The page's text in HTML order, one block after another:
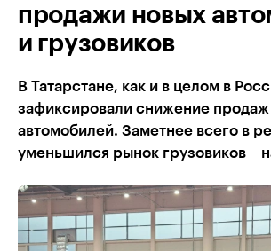
продажи новых
и грузовиков
В Татарстане, как и в целом в
зафиксировали снижение
автомобилей. Заметнее всего в
уменьшился рынок грузовиков –